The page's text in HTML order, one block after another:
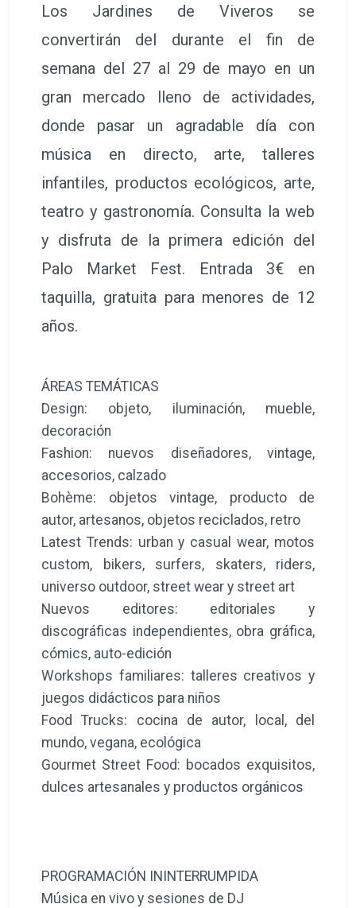
Los Jardines de Viveros se
convertirán del durante el fin de
semana del 27 al 29 de mayo en un
gran mercado lleno de actividades,
donde pasar un agradable día con
música en directo, arte, talleres
infantiles, productos ecológicos, arte,
teatro y gastronomía. Consulta la web
y disfruta de la primera edición del
Palo Market Fest. Entrada 3€ en
taquilla, gratuita para menores de 12
años.
ÁREAS TEMÁTICAS
Design: objeto, iluminación, mueble,
decoración
Fashion: nuevos diseñadores, vintage,
accesorios, calzado
Bohème: objetos vintage, producto de
autor, artesanos, objetos reciclados, retro
Latest Trends: urban y casual wear, motos
custom, bikers, surfers, skaters, riders,
universo outdoor, street wear y street art
Nuevos editores: editoriales y
discográficas independientes, obra gráfica,
cómics, auto-edición
Workshops familiares: talleres creativos y
juegos didácticos para niños
Food Trucks: cocina de autor, local, del
mundo, vegana, ecológica
Gourmet Street Food: bocados exquisitos,
dulces artesanales y productos orgánicos
PROGRAMACIÓN ININTERRUMPIDA
Música en vivo y sesiones de DJ